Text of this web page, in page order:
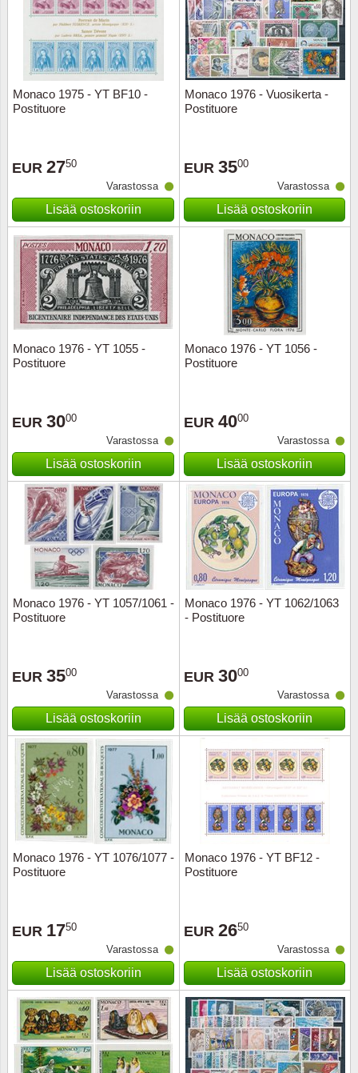
Monaco 1975 - YT BF10 -
Postituore
EUR 2750
Varastossa
Lisää ostoskoriin
Monaco 1976 - Vuosikerta -
Postituore
EUR 3500
Varastossa
Lisää ostoskoriin
Monaco 1976 - YT 1055 -
Postituore
EUR 3000
Varastossa
Lisää ostoskoriin
Monaco 1976 - YT 1056 -
Postituore
EUR 4000
Varastossa
Lisää ostoskoriin
Monaco 1976 - YT 1057/1061 -
Postituore
EUR 3500
Varastossa
Lisää ostoskoriin
Monaco 1976 - YT 1062/1063
- Postituore
EUR 3000
Varastossa
Lisää ostoskoriin
Monaco 1976 - YT 1076/1077 -
Postituore
EUR 1750
Varastossa
Lisää ostoskoriin
Monaco 1976 - YT BF12 -
Postituore
EUR 2650
Varastossa
Lisää ostoskoriin